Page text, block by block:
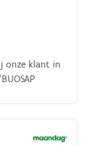
onze klant in